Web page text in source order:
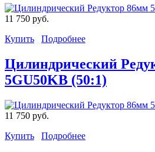
11 750 руб.
Купить
Подробнее
Цилиндрический
5GU50KB (50:1)
11 750 руб.
Купить
Подробнее